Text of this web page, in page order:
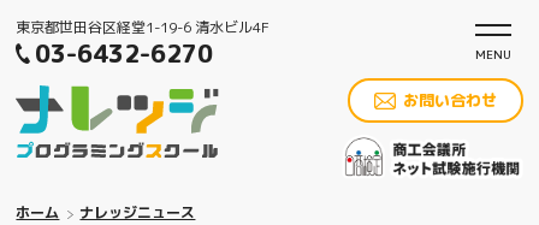
東京都世田谷区経堂1-19-6 清水ビル4F
03-6432-6270
お問い合わせ
ホーム
ナレッジニュース